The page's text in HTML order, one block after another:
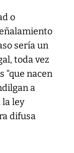
o
sería un
toda vez
“que nacen
a
la ley
difusa